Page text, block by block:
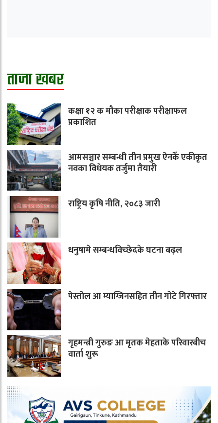
ताजा खबर
कक्षा १२ क मौका परीक्षाक परीक्षाफल
प्रकाशित
आमसञ्चार सम्बन्धी तीन प्रमुख ऐनकेँ एकीकृत
नवका विधेयक तर्जुमा तैयारी
राष्ट्रिय कृषि नीति, २०८३ जारी
धनुषामे सम्बन्धविच्छेदके घटना बढ़ल
पेस्तोल आ म्याग्जिनसहित तीन गोटे गिरफ्तार
गृहमन्त्री गुरुङ आ मृतक मेहताके परिवारबीच
वार्ता शुरू